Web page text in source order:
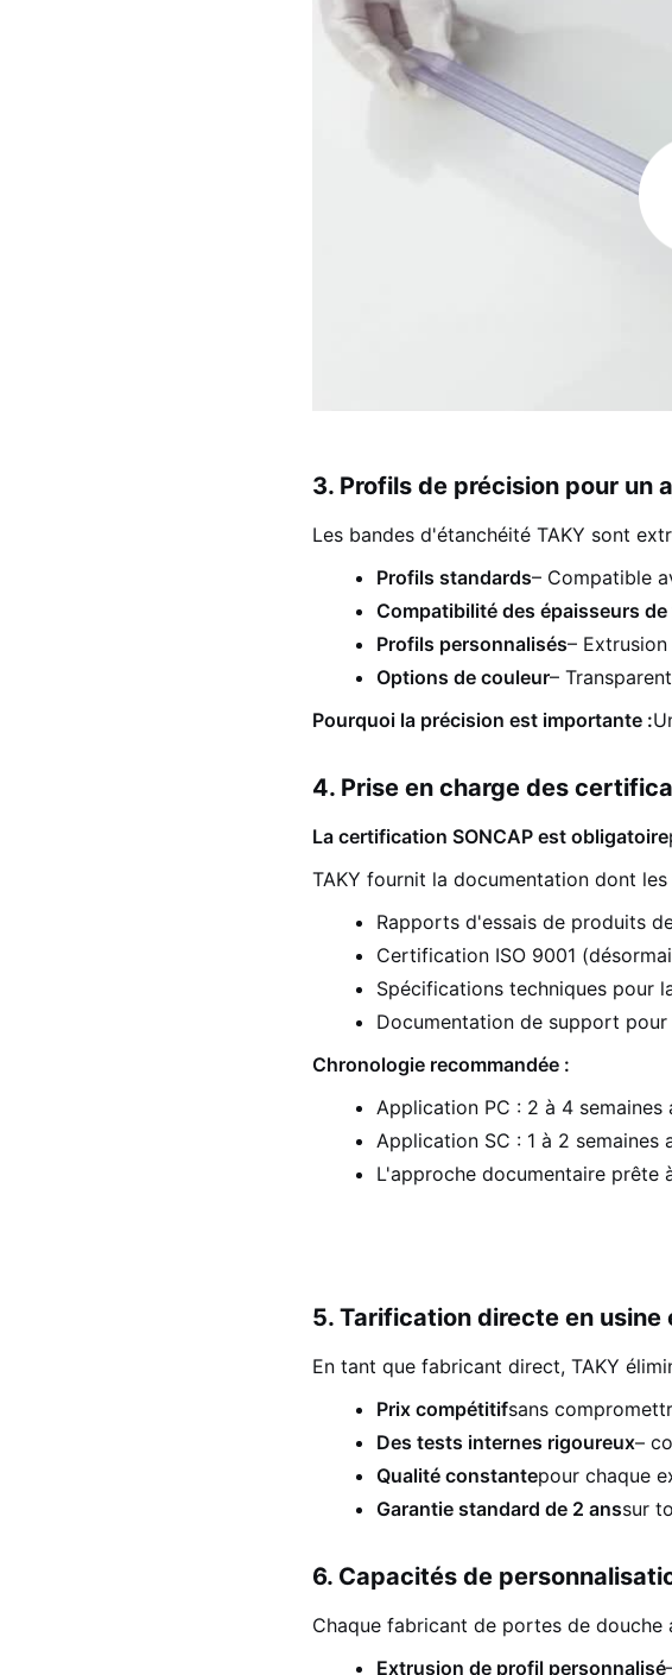
3. Profils de précision pour un
Les bandes d'étanchéité TAKY sont
Profils standards– Compatible
Compatibilité des épaisseurs de
Profils personnalisés–
Options de couleur–
Pourquoi la précision est importante :
4. Prise en charge des
La certification SONCAP est obligatoire
TAKY fournit la documentation dont
Rapports d'essais de produits
Certification ISO 9001
Spécifications techniques pour
Documentation de support
Chronologie recommandée :
Application PC : 2 à 4
Application SC : 1 à 2 semaines
L'approche documentaire prête
5. Tarification directe en
En tant que fabricant direct, TAKY
Prix ​​compétitifsans
Des tests internes rigoureux–
Qualité constantepour chaque
Garantie standard de 2 anssur
6. Capacités de
Chaque fabricant de portes de douche
Extrusion de profil personnalisé